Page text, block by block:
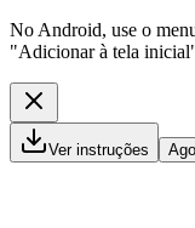
No Android, use o
"Adicionar à tela
Ver instruções